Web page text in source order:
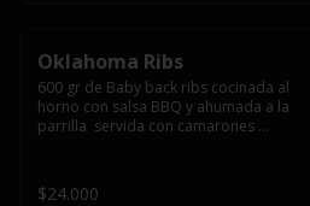
Oklahoma Ribs
600 gr de Baby back ribs cocinada al
horno con salsa BBQ y ahumada a la
parrilla  servida con camarones
$24.000